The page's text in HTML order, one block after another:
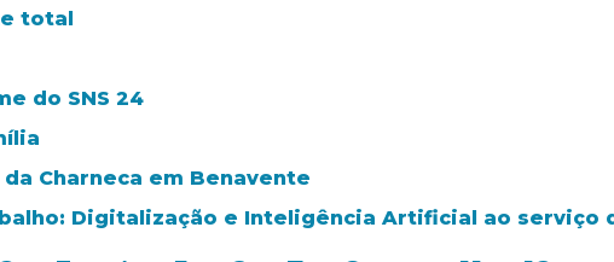
total
do SNS 24
Charneca em Benavente
Digitalização e Inteligência Artificial ao serviço